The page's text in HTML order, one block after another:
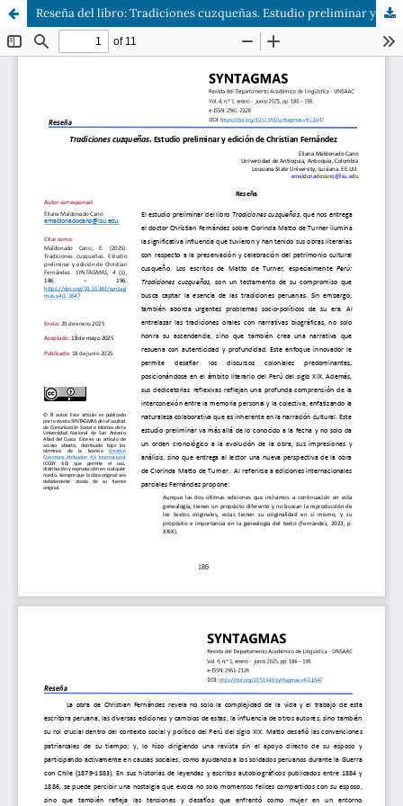
Reseña del libro: Tradiciones cuzqueñas. Estudio preliminar y edición de Christian Fernández